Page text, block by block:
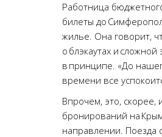
Работница
билеты до
жилье. Она говорит,
о блэкаутах и
в принципе. «До
времени все
Впрочем, это, скорее,
бронирований на
направлении. Поезда